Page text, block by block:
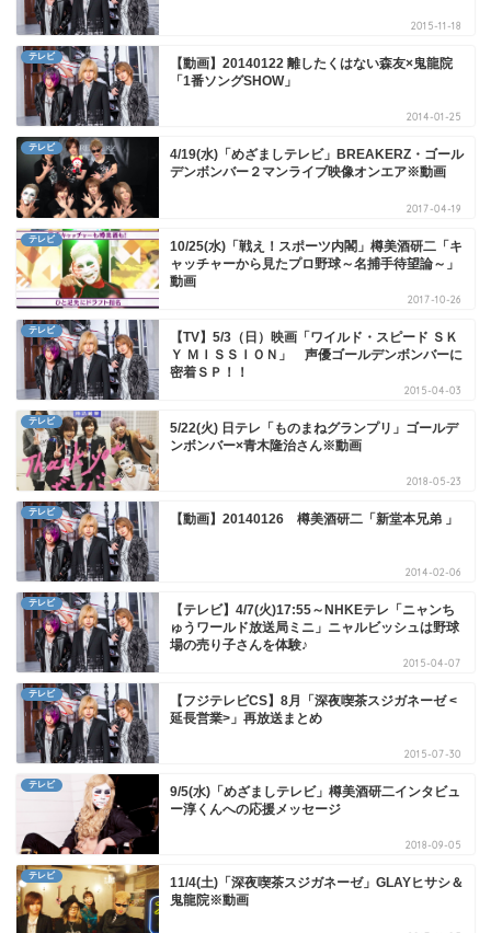
2015-11-18
テレビ
【動画】20140122 離したくはない森友×鬼龍院
「1番ソングSHOW」
2014-01-25
テレビ
4/19(水)「めざましテレビ」BREAKERZ・ゴール
デンボンバー２マンライブ映像オンエア※動画
2017-04-19
テレビ
10/25(水)「戦え！スポーツ内閣」樽美酒研二「キ
ャッチャーから見たプロ野球～名捕手待望論～」
動画
2017-10-26
テレビ
【TV】5/3（日）映画「ワイルド・スピード ＳＫ
Ｙ ＭＩＳＳＩＯＮ」 声優ゴールデンボンバーに
密着ＳＰ！！
2015-04-03
テレビ
5/22(火) 日テレ「ものまねグランプリ」ゴールデ
ンボンバー×青木隆治さん※動画
2018-05-23
テレビ 【動画】20140126 樽美酒研二「新堂本兄弟 」
2014-02-06
テレビ
【テレビ】4/7(火)17:55～NHKEテレ「ニャンち
ゅうワールド放送局ミニ」ニャルビッシュは野球
場の売り子さんを体験♪
2015-04-07
テレビ
【フジテレビCS】8月「深夜喫茶スジガネーゼ <
延長営業>」再放送まとめ
2015-07-30
テレビ
9/5(水)「めざましテレビ」樽美酒研二インタビュ
ー淳くんへの応援メッセージ
2018-09-05
テレビ
11/4(土)「深夜喫茶スジガネーゼ」GLAYヒサシ＆
鬼龍院※動画